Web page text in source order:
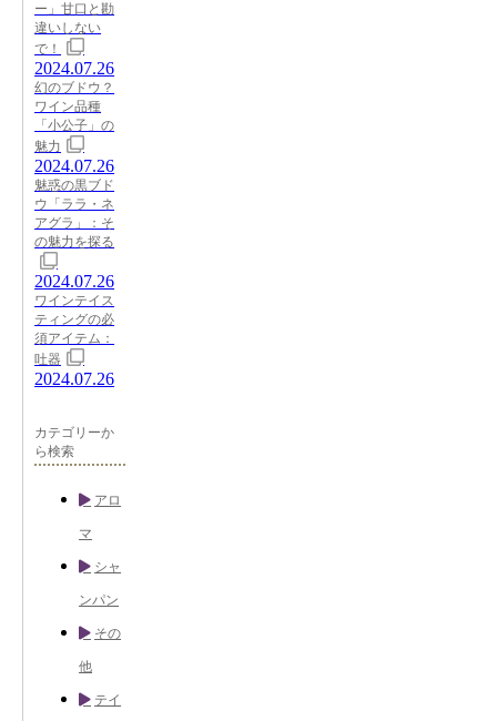
ー」甘口と勘
違いしない
で！
2024.07.26
幻のブドウ？
ワイン品種
「小公子」の
魅力
2024.07.26
魅惑の黒ブド
ウ「ララ・ネ
アグラ」：そ
の魅力を探る
2024.07.26
ワインテイス
ティングの必
須アイテム：
吐器
2024.07.26
カテゴリーか
ら検索
アロ
マ
シャ
ンパン
その
他
テイ